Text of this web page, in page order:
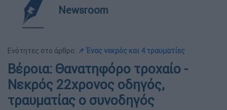
Newsroom
Ενότητες στο άρθρο: 📌 Ένας νεκρός και 4 τραυματίες
Βέροια: Θανατηφόρο τροχαίο -
Νεκρός 22χρονος οδηγός,
τραυματίας ο συνοδηγός